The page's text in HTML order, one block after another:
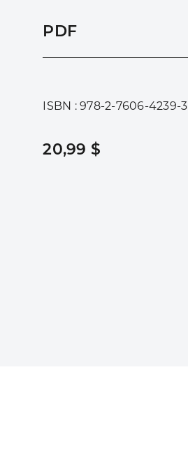
PDF
ISBN : 978-2-7606-4239-3
20,99 $